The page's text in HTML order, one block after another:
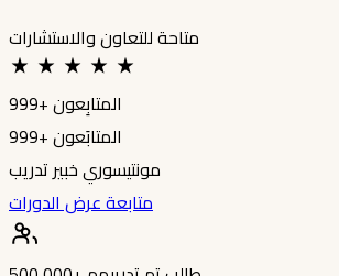
متاحة للتعاون والاستشارات
999+المتابِعون
999+المتابَعون
مونتيسوريخبير تدريب
متابعةعرض الدورات